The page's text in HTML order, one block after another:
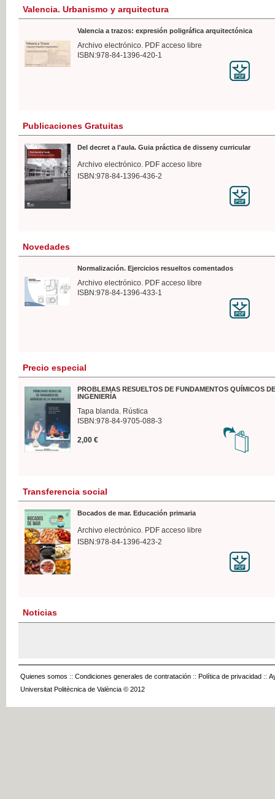
Valencia. Urbanismo y arquitectura
Valencia a trazos: expresión poligráfica arquitectónica
Archivo electrónico. PDF acceso libre
ISBN:978-84-1396-420-1
Publicaciones Gratuitas
Del decret a l'aula. Guia práctica de disseny curricular
Archivo electrónico. PDF acceso libre
ISBN:978-84-1396-436-2
Novedades
Normalización. Ejercicios resueltos comentados
Archivo electrónico. PDF acceso libre
ISBN:978-84-1396-433-1
Precio especial
PROBLEMAS RESUELTOS DE FUNDAMENTOS QUÍMICOS
INGENIERÍA
Tapa blanda. Rústica
ISBN:978-84-9705-088-3
2,00 €
Transferencia social
Bocados de mar. Educación primaria
Archivo electrónico. PDF acceso libre
ISBN:978-84-1396-423-2
Noticias
Quienes somos :: Condiciones generales de contratación :: Política de privacidad ::
Universitat Politècnica de València © 2012